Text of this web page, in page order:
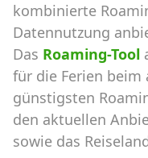
kombinierte
Datennutzung
Das Roaming-Tool
für die Ferien
günstigsten
den aktuellen
sowie das